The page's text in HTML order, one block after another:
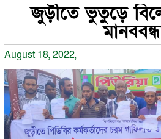
জুড়ীতে ভুতুড়ে
August 18, 2022,